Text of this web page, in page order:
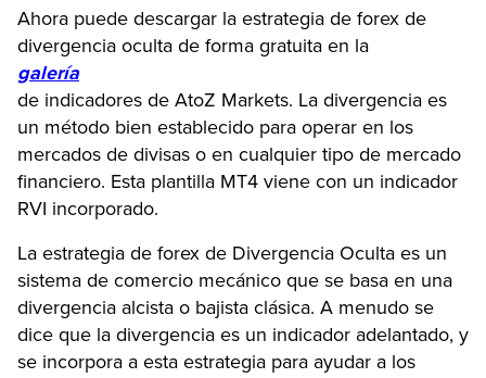
Ahora puede descargar la estrategia de forex de
divergencia oculta de forma gratuita en la
galería
de indicadores de AtoZ Markets. La divergencia es
un método bien establecido para operar en los
mercados de divisas o en cualquier tipo de mercado
financiero. Esta plantilla MT4 viene con un indicador
RVI incorporado.
La estrategia de forex de Divergencia Oculta es un
sistema de comercio mecánico que se basa en una
divergencia alcista o bajista clásica. A menudo se
dice que la divergencia es un indicador adelantado, y
se incorpora a esta estrategia para ayudar a los